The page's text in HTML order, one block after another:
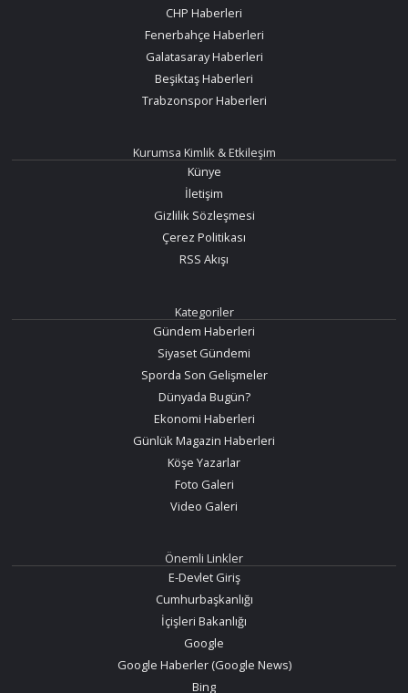
CHP Haberleri
Fenerbahçe Haberleri
Galatasaray Haberleri
Beşiktaş Haberleri
Trabzonspor Haberleri
Kurumsa Kimlik & Etkileşim
Künye
İletişim
Gizlilik Sözleşmesi
Çerez Politikası
RSS Akışı
Kategoriler
Gündem Haberleri
Siyaset Gündemi
Sporda Son Gelişmeler
Dünyada Bugün?
Ekonomi Haberleri
Günlük Magazin Haberleri
Köşe Yazarlar
Foto Galeri
Video Galeri
Önemli Linkler
E-Devlet Giriş
Cumhurbaşkanlığı
İçişleri Bakanlığı
Google
Google Haberler (Google News)
Bing